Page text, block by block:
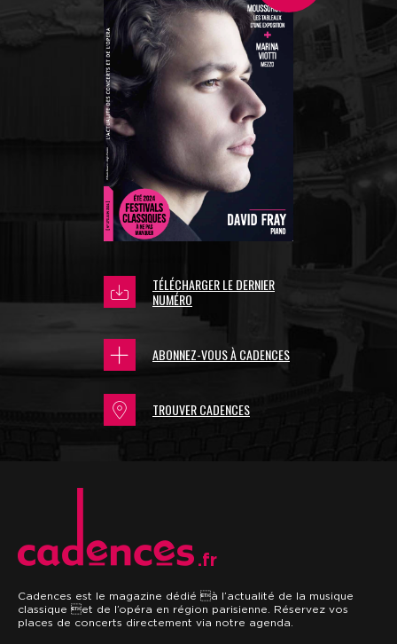
TÉLÉCHARGER LE DERNIER
NUMÉRO
ABONNEZ-VOUS À CADENCES
TROUVER CADENCES
.fr
Cadences est le magazine dédié à l’actualité de la musique
classique et de l’opéra en région parisienne. Réservez vos
places de concerts directement via notre agenda.